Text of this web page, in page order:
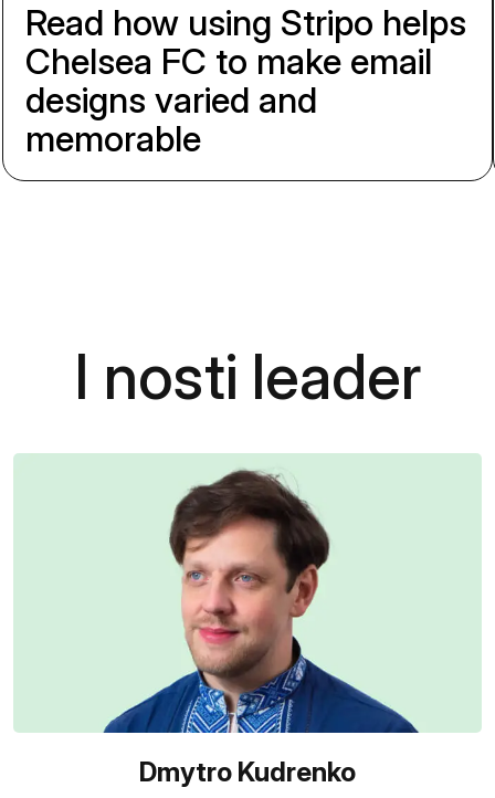
Read how using Stripo helps
Chelsea FC to make email
designs varied and
memorable
I nosti leader
Dmytro Kudrenko